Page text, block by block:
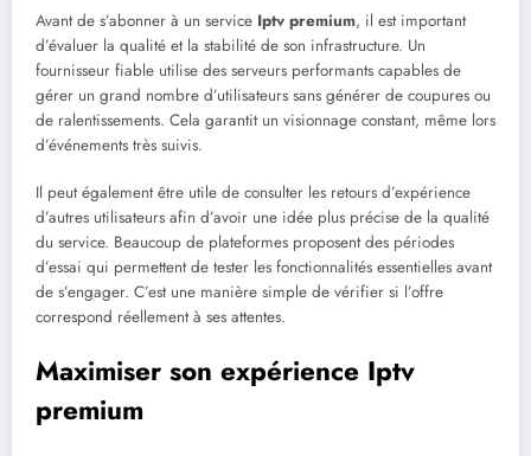
Avant de s’abonner à un service Iptv premium, il est important
d’évaluer la qualité et la stabilité de son infrastructure. Un
fournisseur fiable utilise des serveurs performants capables de
gérer un grand nombre d’utilisateurs sans générer de coupures ou
de ralentissements. Cela garantit un visionnage constant, même lors
d’événements très suivis.
Il peut également être utile de consulter les retours d’expérience
d’autres utilisateurs afin d’avoir une idée plus précise de la qualité
du service. Beaucoup de plateformes proposent des périodes
d’essai qui permettent de tester les fonctionnalités essentielles avant
de s’engager. C’est une manière simple de vérifier si l’offre
correspond réellement à ses attentes.
Maximiser son expérience Iptv
premium